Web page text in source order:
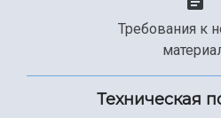
Требования к
Техническая